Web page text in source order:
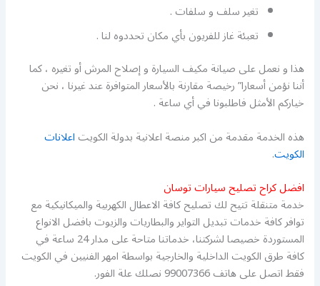
تغير سلف و سلفات .
تعبئة غاز للفريون بأي مكان تحددوه لنا .
هذا و نعمل على صيانة مكيف السيارة و إصلاح المرش أو تغيره ، كما
أننا نؤمن أسعارا” رخيصة مقارنة بالأسعار المتوافرة عند غيرنا ، نحن
خياركم الأمثل فاطلبونا في أي ساعة .
هذه الخدمة مقدمة من اكبر منصة اعلانية بدولة الكويتاعلانات
الكويت.
افضل كراح تصليح سيارات توسان
خدمة متنقلة تتيح لك تصليح كافة الاعطال الكهربية والميكانيكية مع
توافر كافة خدمات تبديل التواير والبطاريات والزيوت بافضل الانواع
المستوردة خصيصا لشركتنا، خدماتنا متاحة على مدار 24 ساعة في
كافة طرق الكويت الداخلية والخارجية بواسطة امهر الفنيين في الكويت
فقط اتصل على هاتف 99007366 نصلك علة الفور.